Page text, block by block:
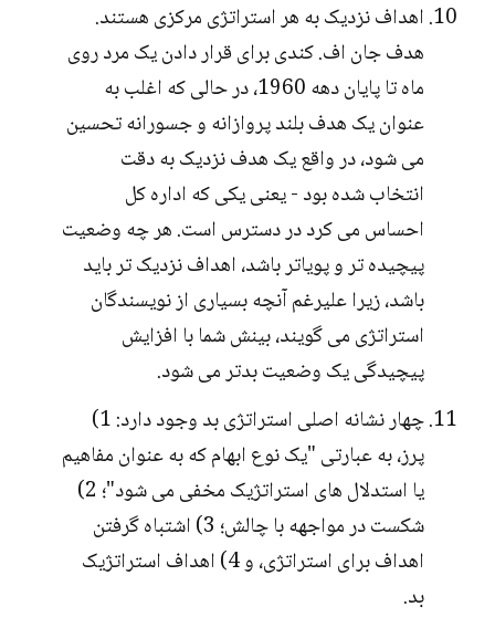
اهداف نزدیک به هر استراتژی مرکزی هستند.
هدف جان اف. کندی برای قرار دادن یک مرد روی
ماه تا پایان دهه 1960، در حالی که اغلب به
عنوان یک هدف بلند پروازانه و جسورانه تحسین
می شود، در واقع یک هدف نزدیک به دقت
انتخاب شده بود - یعنی یکی که اداره کل
احساس می کرد در دسترس است. هر چه وضعیت
پیچیده تر و پویاتر باشد، اهداف نزدیک تر باید
باشد، زیرا علیرغم آنچه بسیاری از نویسندگان
استراتژی می گویند، بینش شما با افزایش
پیچیدگی یک وضعیت بدتر می شود.
چهار نشانه اصلی استراتژی بد وجود دارد: 1)
پرز، به عبارتی "یک نوع ابهام که به عنوان مفاهیم
یا استدلال های استراتژیک مخفی می شود"؛ 2)
شکست در مواجهه با چالش؛ 3) اشتباه گرفتن
اهداف برای استراتژی، و 4) اهداف استراتژیک
بد.